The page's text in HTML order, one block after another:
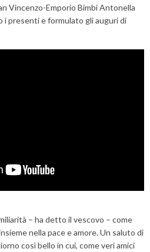
Vincenzo-Emporio Bimbi Antonella
i presenti e formulato gli auguri di
– ha detto il vescovo – come
nella pace e amore. Un saluto di
così bello in cui, come veri amici